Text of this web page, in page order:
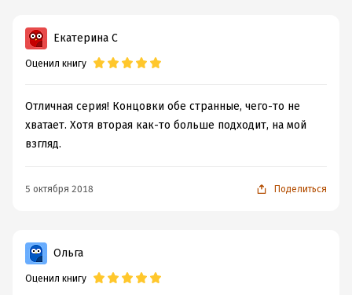
Екатерина С
Оценил книгу
Отличная серия! Концовки обе странные, чего-то не
хватает. Хотя вторая как-то больше подходит, на мой
взгляд.
5 октября 2018 Поделиться
Ольга
Оценил книгу